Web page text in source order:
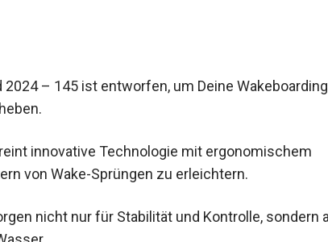
2024 – 145 ist entworfen, um Deine Wakeboarding-
innovative Technologie mit ergonomischem
von Wake-Sprüngen zu erleichtern.
nicht nur für Stabilität und Kontrolle, sondern
Wasser.